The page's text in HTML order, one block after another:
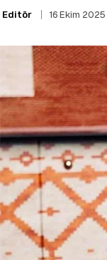
Editör 16 Ekim 2025